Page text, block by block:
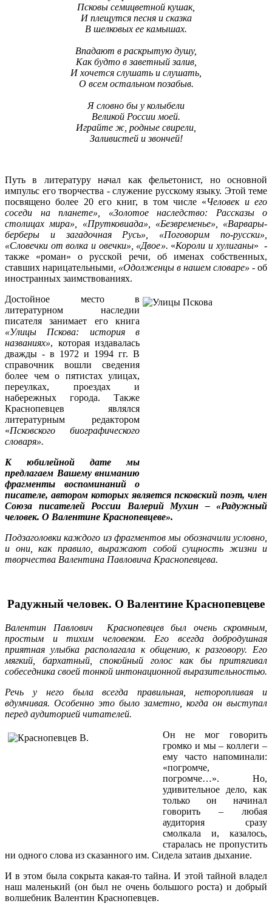
Псковы семицветной кушак,
И плещутся песня и сказка
В шелковых ее камышах.
Впадают в раскрытую душу,
Как будто в заветный залив,
И хочется слушать и слушать,
О всем остальном позабыв.
Я словно бы у колыбели
Великой России моей.
Играйте ж, родные свирели,
Заливистей и звончей!
Путь в литературу начал как фельетонист, но основной
импульс его творчества - служение русскому языку. Этой теме
посвящено более 20 его книг, в том числе «Человек и его
соседи на планете», «Золотое наследство: Рассказы о
столицах мира», «Прутковиада», «Безвременье», «Варвары-
берберы и загадочная Русь», «Поговорим по-русски»,
«Словечки от волка и овечки», «Двое». «Короли и хулиганы» -
также «роман» о русской речи, об именах собственных,
ставших нарицательными , «Одолженцы в нашем словаре» - об
иностранных заимствованиях.
Достойное место в
литературном наследии
писателя занимает его книга
«Улицы Пскова: история в
названиях», которая издавалась
дважды - в 1972 и 1994 гг. В
справочник вошли сведения
более чем о пятистах улицах,
переулках, проездах и
набережных города. Также
Краснопевцев являлся
литературным редактором
«Псковского биографического
словаря».
К юбилейной дате мы
предлагаем Вашему вниманию
фрагменты воспоминаний о
писателе, автором которых является псковский поэт, член
Союза писателей России Валерий Мухин – «Радужный
человек. О Валентине Краснопевцеве».
Подзаголовки каждого из фрагментов мы обозначили условно,
и они, как правило, выражают собой сущность жизни и
творчества Валентина Павловича Краснопевцева.
Радужный человек. О Валентине Краснопевцеве
Валентин Павлович Краснопевцев был очень скромным,
простым и тихим человеком. Его всегда добродушная
приятная улыбка располагала к общению, к разговору. Его
мягкий, бархатный, спокойный голос как бы притягивал
собеседника своей тонкой интонационной выразительностью.
Речь у него была всегда правильная, неторопливая и
вдумчивая. Особенно это было заметно, когда он выступал
перед аудиторией читателей.
Он не мог говорить
громко и мы – коллеги –
ему часто напоминали:
«погромче,
погромче…». Но,
удивительное дело, как
только он начинал
говорить – любая
аудитория сразу
смолкала и, казалось,
старалась не пропустить
ни одного слова из сказанного им. Сидела затаив дыхание.
И в этом была сокрыта какая-то тайна. И этой тайной владел
наш маленький (он был не очень большого роста) и добрый
волшебник Валентин Краснопевцев.